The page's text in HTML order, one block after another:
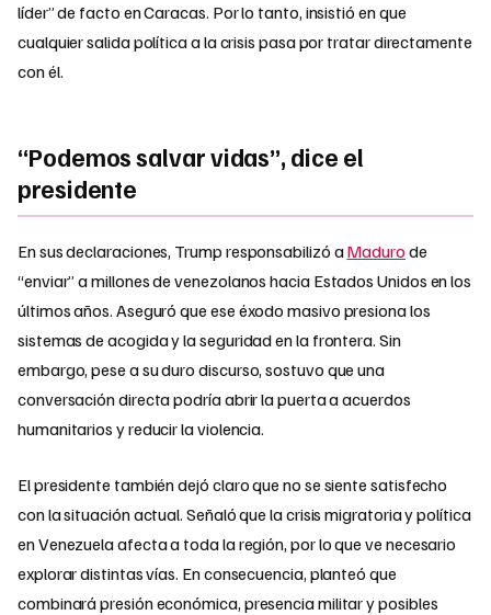
líder” de facto en Caracas. Por lo tanto, insistió en que
cualquier salida política a la crisis pasa por tratar directamente
con él.​
“Podemos salvar vidas”, dice el
presidente
En sus declaraciones, Trump responsabilizó aMaduro de
“enviar” a millones de venezolanos hacia Estados Unidos en los
últimos años. Aseguró que ese éxodo masivo presiona los
sistemas de acogida y la seguridad en la frontera. Sin
embargo, pese a su duro discurso, sostuvo que una
conversación directa podría abrir la puerta a acuerdos
humanitarios y reducir la violencia.​
El presidente también dejó claro que no se siente satisfecho
con la situación actual. Señaló que la crisis migratoria y política
en Venezuela afecta a toda la región, por lo que ve necesario
explorar distintas vías. En consecuencia, planteó que
combinará presión económica, presencia militar y posibles